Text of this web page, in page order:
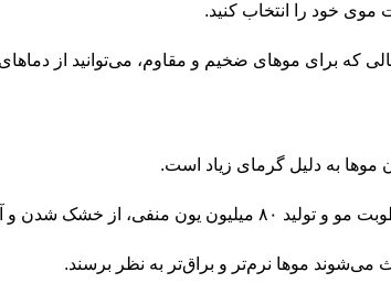
خود را انتخاب کنید.
برای موهای ضخیم و مقاوم، می‌توانید از دماهای
موها به دلیل گرمای زیاد است.
موها نرم‌تر و براق‌تر به نظر برسند.